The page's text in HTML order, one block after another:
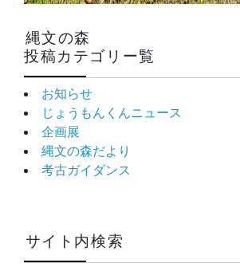
縄文の森
投稿カテゴリー覧
お知らせ
じょうもんくんニュース
企画展
縄文の森だより
考古ガイダンス
サイト内検索